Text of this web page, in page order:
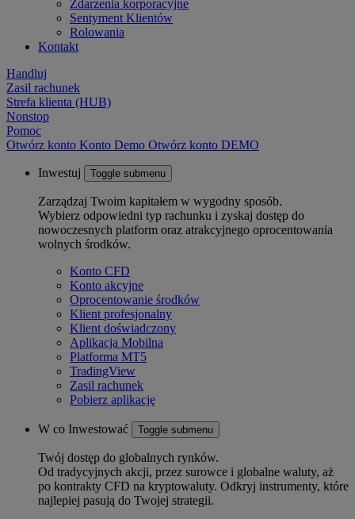
Zdarzenia korporacyjne
Sentyment Klientów
Rolowania
Kontakt
Handluj
Zasil rachunek
Strefa klienta (HUB)
Nonstop
Pomoc
Otwórz konto Konto Demo Otwórz konto DEMO
Inwestuj Toggle submenu
Zarządzaj Twoim kapitałem w wygodny sposób.
Wybierz odpowiedni typ rachunku i zyskaj dostęp do
nowoczesnych platform oraz atrakcyjnego oprocentowania
wolnych środków.
Konto CFD
Konto akcyjne
Oprocentowanie środków
Klient profesjonalny
Klient doświadczony
Aplikacja Mobilna
Platforma MT5
TradingView
Zasil rachunek
Pobierz aplikację
W co Inwestować Toggle submenu
Twój dostęp do globalnych rynków.
Od tradycyjnych akcji, przez surowce i globalne waluty, aż
po kontrakty CFD na kryptowaluty. Odkryj instrumenty, które
najlepiej pasują do Twojej strategii.